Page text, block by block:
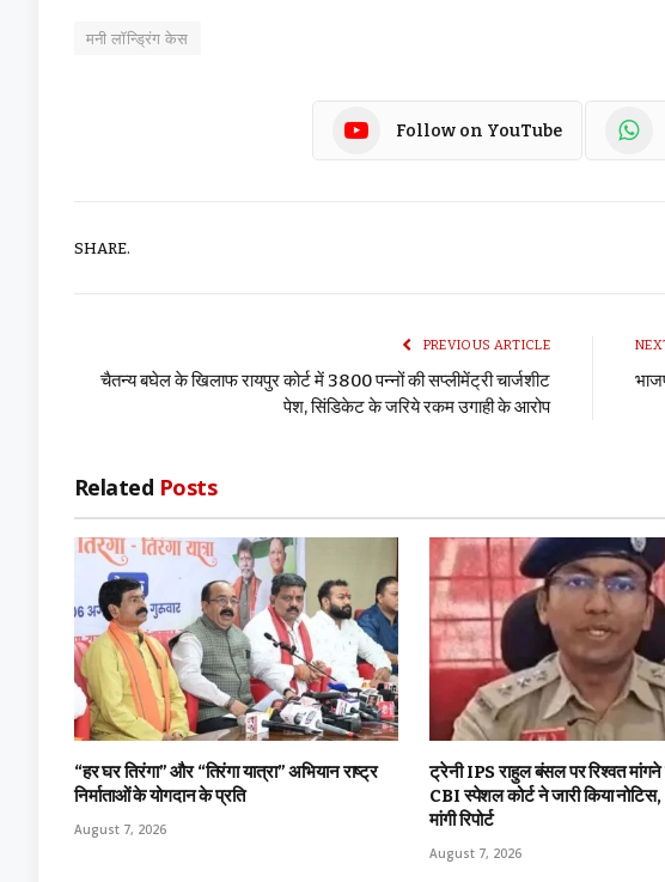
मनी लॉन्ड्रिंग केस
Follow on YouTube
SHARE.
PREVIOUS ARTICLE
चैतन्य बघेल के खिलाफ रायपुर कोर्ट में 3800 पन्नों की सप्लीमेंट्री चार्जशीट
पेश, सिंडिकेट के जरिये रकम उगाही के आरोप
Related Posts
“हर घर तिरंगा” और “तिरंगा यात्रा” अभियान राष्ट्र
निर्माताओं के योगदान के प्रति
August 7, 2026
ट्रेनी IPS राहुल बंसल पर रिश्वत
CBI स्पेशल कोर्ट ने जारी किया
मांगी रिपोर्ट
August 7, 2026